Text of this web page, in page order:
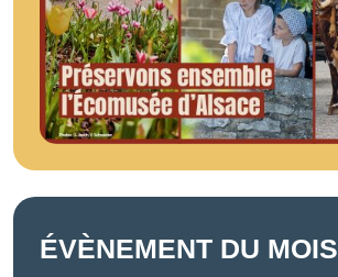
ÉVÈNEMENT DU MOIS